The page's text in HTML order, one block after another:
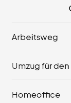
Arbeitsweg
Umzug für den
Homeoffice